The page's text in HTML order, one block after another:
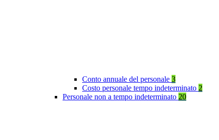
Conto annuale del personale 3
Costo personale tempo indeterminato 2
Personale non a tempo indeterminato 20